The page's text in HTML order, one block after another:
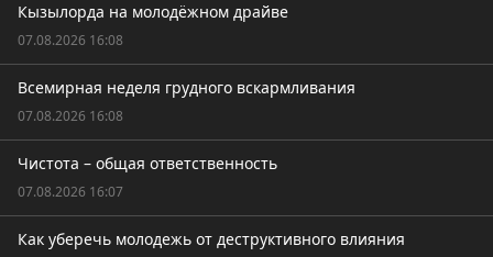
Кызылорда на молодёжном драйве
07.08.2026 16:08
Всемирная неделя грудного вскармливания
07.08.2026 16:08
Чистота – общая ответственность
07.08.2026 16:07
Как уберечь молодежь от деструктивного влияния